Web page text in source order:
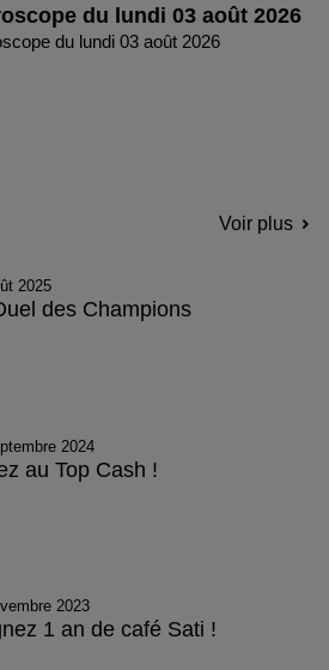
du lundi 03 août 2026
du lundi 03 août 2026
Voir plus
2025
des Champions
2024
au Top Cash !
2023
1 an de café Sati !